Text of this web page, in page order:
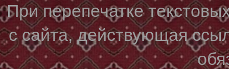
При перепечатке
с сайта, действующая